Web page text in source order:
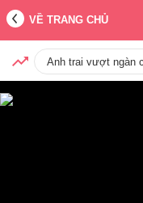
VỀ TRANG CHỦ
Anh trai vượt ngàn